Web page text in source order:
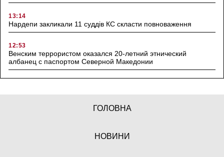
13:14
Нардепи закликали 11 суддів КС скласти повноваження
12:53
Венским террористом оказался 20-летний этнический
албанец с паспортом Северной Македонии
ГОЛОВНА
НОВИНИ